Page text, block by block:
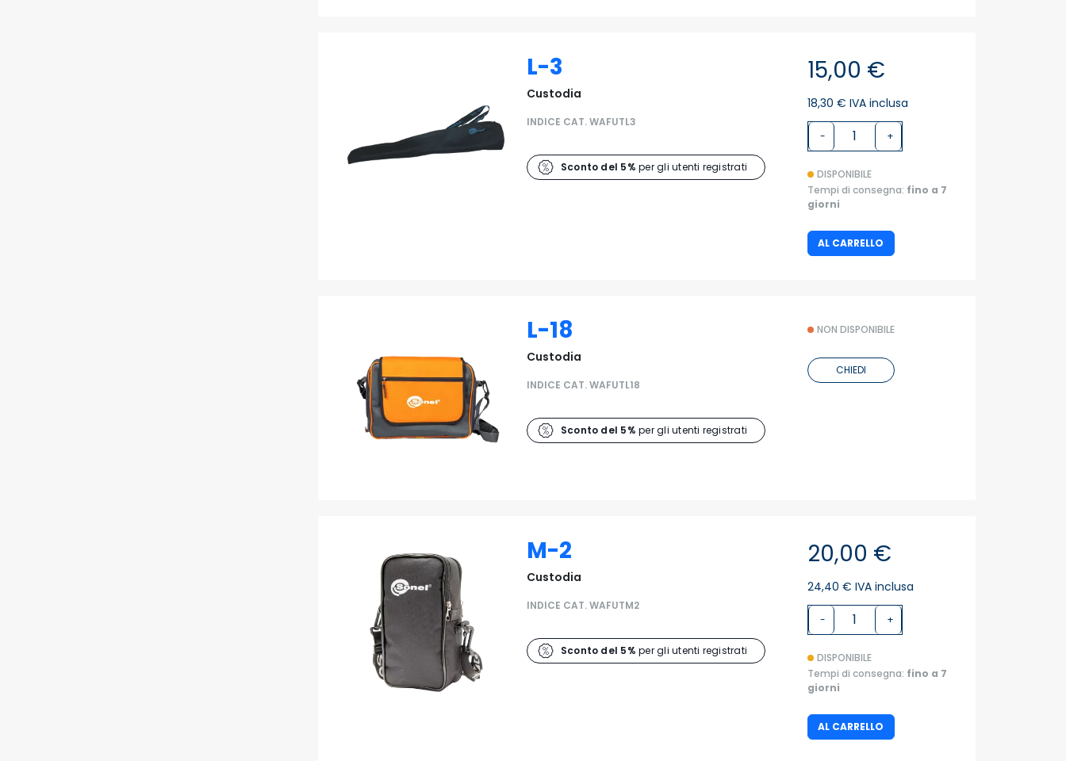
L-3
Custodia
INDICE CAT. WAFUTL3
Sconto del 5% per gli utenti registrati
15,00 €
18,30 € IVA inclusa
- +
DISPONIBILE
Tempi di consegna: fino a 7
giorni
AL CARRELLO
L-18
Custodia
INDICE CAT. WAFUTL18
Sconto del 5% per gli utenti registrati
NON DISPONIBILE
CHIEDI
M-2
Custodia
INDICE CAT. WAFUTM2
Sconto del 5% per gli utenti registrati
20,00 €
24,40 € IVA inclusa
- +
DISPONIBILE
Tempi di consegna: fino a 7
giorni
AL CARRELLO